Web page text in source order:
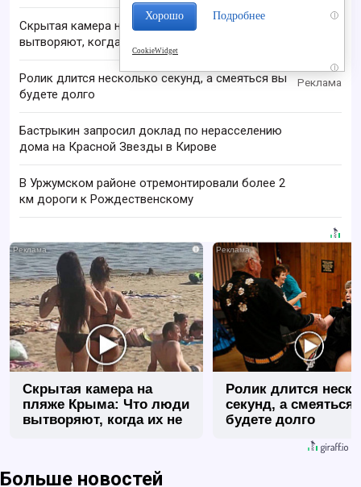
i
Скрытая камера на пляже Крыма: Что люди
вытворяют, когда их не видят...
i
Ролик длится несколько секунд, а смеяться вы
будете долго
Бастрыкин запросил доклад по нерасселению
дома на Красной Звезды в Кирове
В Уржумском районе отремонтировали более 2
км дороги к Рождественскому
i
Скрытая камера на
пляже Крыма: Что люди
вытворяют, когда их не
Ролик длится
секунд, а смеяться
будете долго
Больше новостей
Хорошо Подробнее
CookieWidget